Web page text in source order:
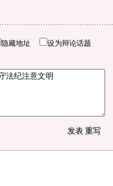
隐藏地址 设为辩论话题